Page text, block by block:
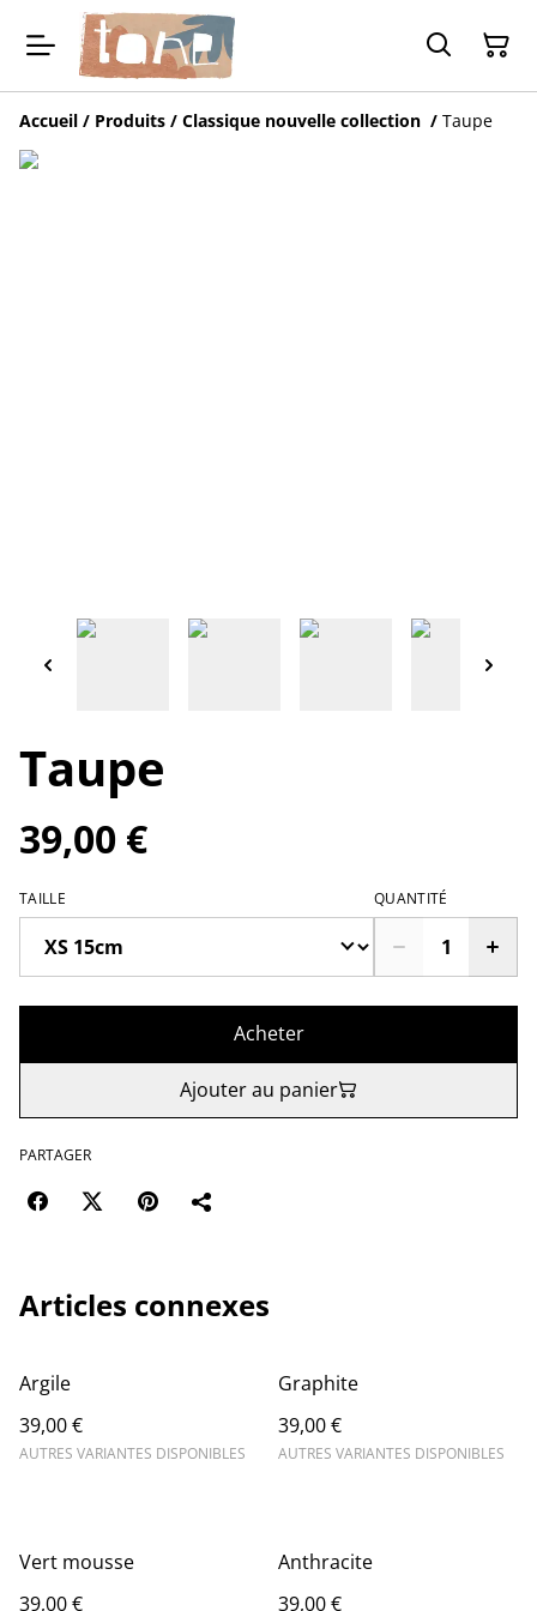
Accueil / Produits / Classique nouvelle collection / Taupe
Taupe
39,00 €
TAILLE QUANTITÉ
Acheter
Ajouter au panier
PARTAGER
Articles connexes
Argile
39,00 €
AUTRES VARIANTES DISPONIBLES
Graphite
39,00 €
AUTRES VARIANTES DISPONIBLES
Vert mousse
39,00 €
Anthracite
39,00 €